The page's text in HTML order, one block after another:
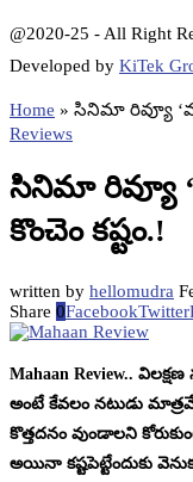
@2020-25 - All Right
Developed by KiTek
Home » సినిమా రివ్యూ
Reviews
సినిమా రివ్యూ
కొంచెం కష్టం.!
written by hellomudra
Share 0FacebookTwitter
Mahaan Review..
అంటే కేవలం నటుడు
కొత్తదనం వుండాలని
అయినా కష్టపెట్టేందుకు